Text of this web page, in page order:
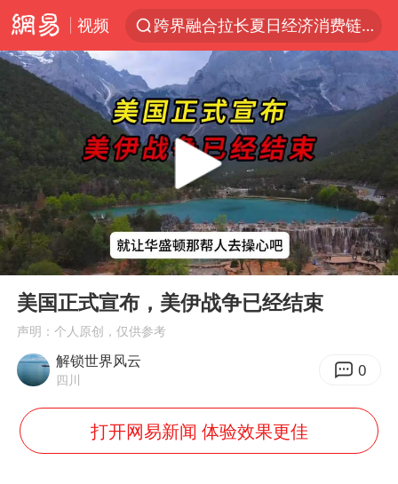
视频
拜登前列腺癌恶化
“白海豚”逼近浙闽沿海
浙江海域将现5到8米巨浪到狂浪
外国游客的“中国游三件套”火了
以军士兵把枪口对准中国记者
白海豚在海上打了个结
方桃子代言广告视频已下架
Play
00:00 07:29
美国正式宣布，美伊战争已经结束
声明：个人原创，仅供参考
解锁世界风云
四川 0
打开网易新闻 体验效果更佳